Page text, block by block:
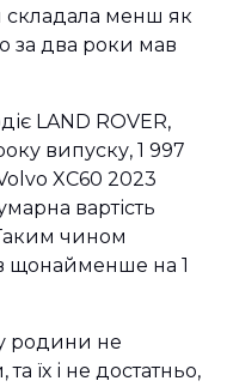
складала менш як
за два роки мав
LAND ROVER,
випуску, 1 997
XC60 2023
вартість
чином
щонайменше на 1
родини не
їх і не достатньо,